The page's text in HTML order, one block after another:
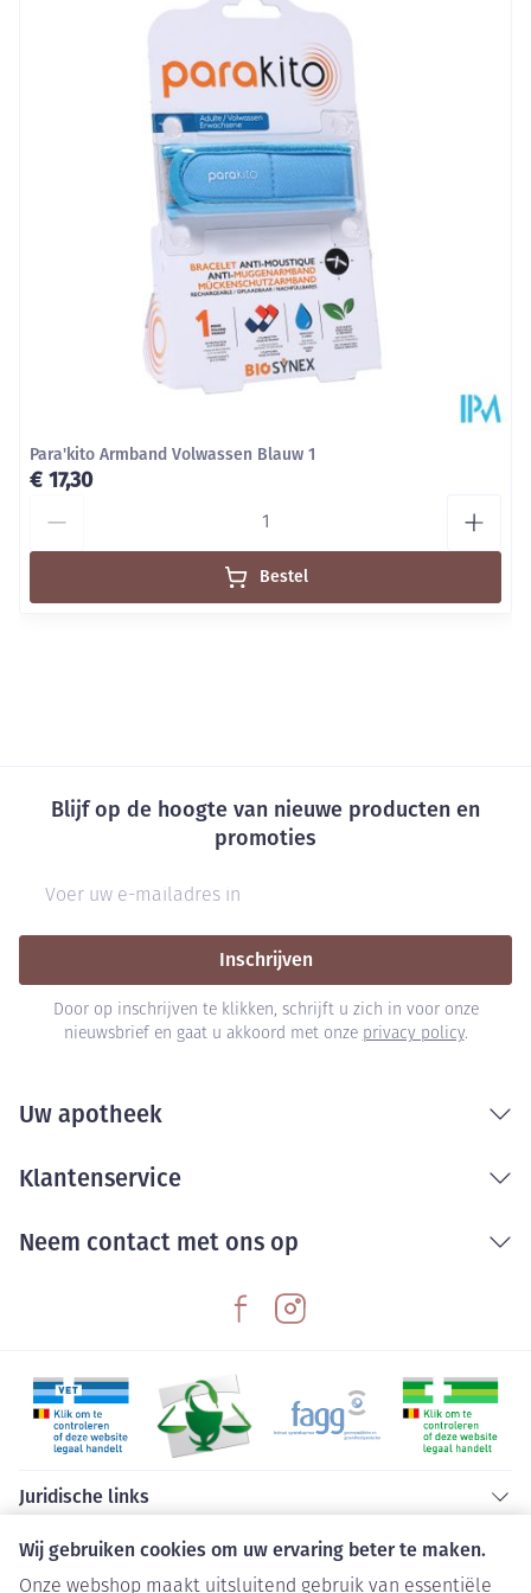
Wij gebruiken cookies om uw ervaring beter te maken.
Onze webshop maakt uitsluitend gebruik van essentiële
48 mm
Kamertemperatuur (15°C - 25°C)
Para'kito Armband Volwassen Blauw 1
€ 17,30
Bestel
Blijf op de hoogte van nieuwe producten en
promoties
Inschrijven
Door op inschrijven te klikken, schrijft u zich in voor onze
nieuwsbrief en gaat u akkoord met onze privacy policy.
Uw apotheek
Klantenservice
Neem contact met ons op
Juridische links